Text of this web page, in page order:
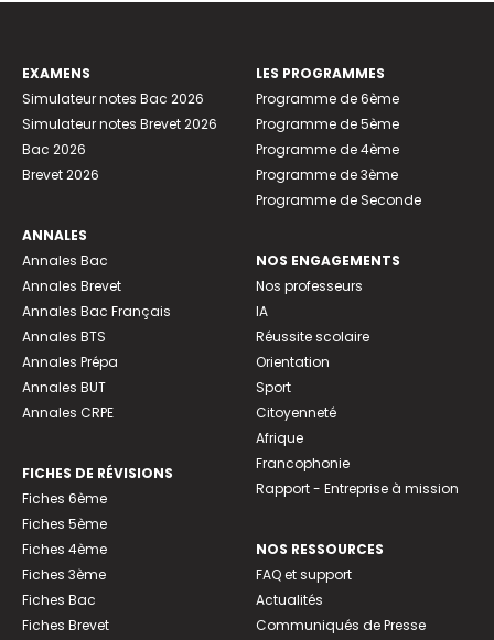
EXAMENS
Simulateur notes Bac 2026
Simulateur notes Brevet 2026
Bac 2026
Brevet 2026
ANNALES
Annales Bac
Annales Brevet
Annales Bac Français
Annales BTS
Annales Prépa
Annales BUT
Annales CRPE
FICHES DE RÉVISIONS
Fiches 6ème
Fiches 5ème
Fiches 4ème
Fiches 3ème
Fiches Bac
Fiches Brevet
LES PROGRAMMES
Programme de 6ème
Programme de 5ème
Programme de 4ème
Programme de 3ème
Programme de Seconde
NOS ENGAGEMENTS
Nos professeurs
IA
Réussite scolaire
Orientation
Sport
Citoyenneté
Afrique
Francophonie
Rapport - Entreprise à mission
NOS RESSOURCES
FAQ et support
Actualités
Communiqués de Presse